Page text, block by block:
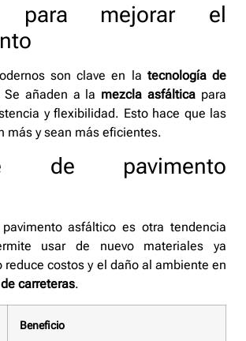
para mejorar el
son clave en la tecnología de
Se añaden a la mezcla asfáltica para
y flexibilidad. Esto hace que las
más y sean más eficientes.
de pavimento
asfáltico es otra tendencia
usar de nuevo materiales ya
reduce costos y el daño al ambiente en
carreteras.
Beneficio